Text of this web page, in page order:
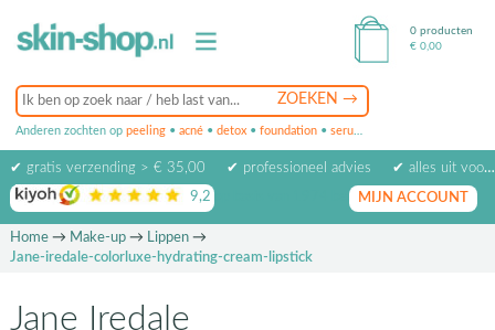
Anderen zochten op peeling • acné • detox • foundation • serum
0 producten
€ 0,00
✔ gratis verzending > € 35,00 ✔ professioneel advies
✔ alles uit voorraad leverbaar
9,2 op basis van beoordelingen
MIJN ACCOUNT
Home→ Make-up→ Lippen→
Jane-iredale-colorluxe-hydrating-cream-lipstick
Jane Iredale